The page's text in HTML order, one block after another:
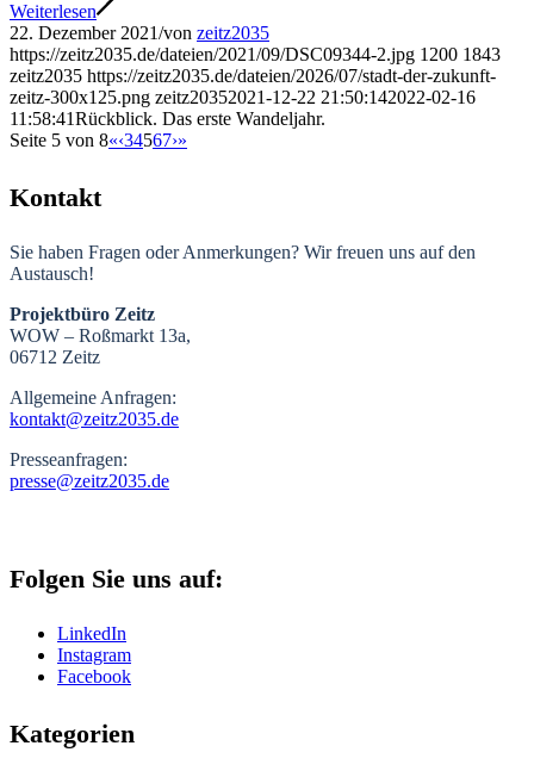
Weiterlesen
22. Dezember 2021/von zeitz2035
https://zeitz2035.de/dateien/2021/09/DSC09344-2.jpg 1200 1843
zeitz2035 https://zeitz2035.de/dateien/2026/07/stadt-der-zukunft-
zeitz-300x125.png zeitz20352021-12-22 21:50:142022-02-16
11:58:41Rückblick. Das erste Wandeljahr.
Seite 5 von 8«‹34567›»
Kontakt
Sie haben Fragen oder Anmerkungen? Wir freuen uns auf den
Austausch!
Projektbüro Zeitz
WOW – Roßmarkt 13a,
06712 Zeitz
Allgemeine Anfragen:
kontakt@zeitz2035.de
Presseanfragen:
presse@zeitz2035.de
Folgen Sie uns auf:
LinkedIn
Instagram
Facebook
Kategorien